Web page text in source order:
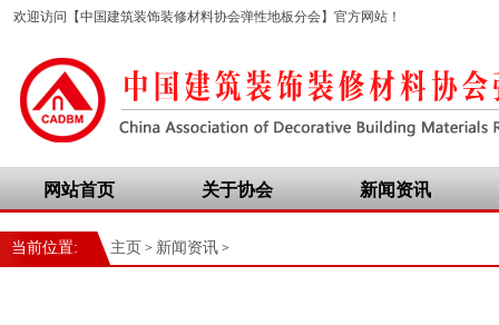
欢迎访问【中国建筑装饰装修材料协会弹性地板分会】官方网站！
网站首页 关于协会 新闻资讯
当前位置: 主页 > 新闻资讯 >